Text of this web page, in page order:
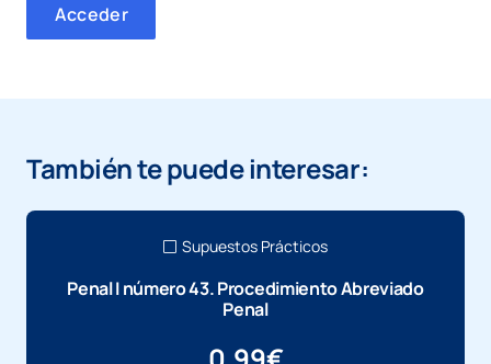
Acceder
También te puede interesar:
Supuestos Prácticos
Penal I número 43. Procedimiento Abreviado
Penal